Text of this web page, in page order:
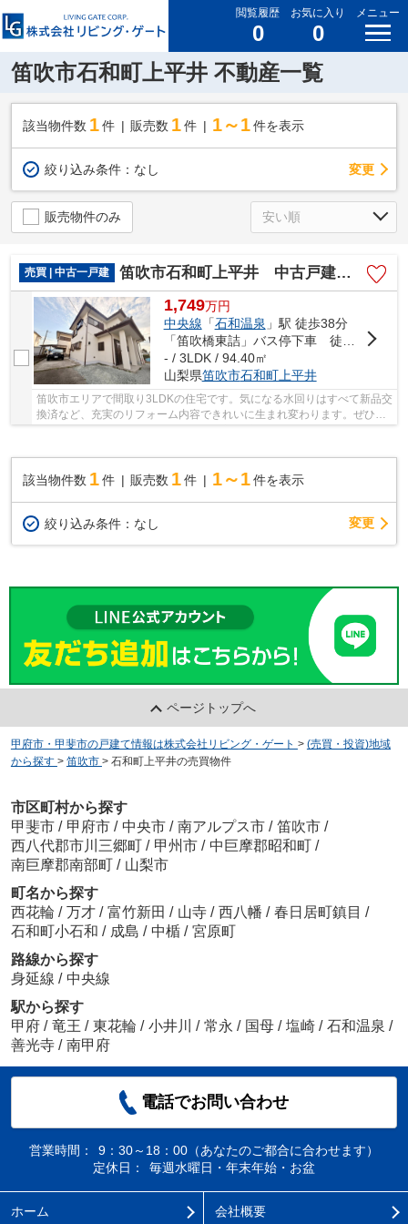
閲覧履歴
0
お気に入り
0
メニュー
笛吹市石和町上平井 不動産一覧
該当物件数 1件 販売数 1 件 1～1 件を表示
絞り込み条件： なし 変更
販売物件のみ
売買 | 中古一戸建 笛吹市石和町上平井 中古戸建 内外装フルリフォーム済
1,749万円
中央線 「石和温泉 」駅 徒歩38分
「笛吹橋東詰」バス停下車 徒歩12分
- / 3LDK / 94.40㎡
山梨県笛吹市石和町上平井
笛吹市エリアで間取り3LDKの住宅です。気になる水回りはすべて新品交
換済など、充実のリフォーム内容できれいに生まれ変わります。ぜひ現
該当物件数 1件 販売数 1 件 1～1 件を表示
絞り込み条件： なし 変更
ページトップへ
甲府市・甲斐市の戸建て情報は株式会社リビング・ゲート > (売買・投資)地域
から探す > 笛吹市 > 石和町上平井の売買物件
市区町村から探す
甲斐市 / 甲府市 / 中央市 / 南アルプス市 / 笛吹市 /
西八代郡市川三郷町 / 甲州市 / 中巨摩郡昭和町 /
南巨摩郡南部町 / 山梨市
町名から探す
西花輪 / 万才 / 富竹新田 / 山寺 / 西八幡 / 春日居町鎮目 /
石和町小石和 / 成島 / 中楯 / 宮原町
路線から探す
身延線 / 中央線
駅から探す
甲府 / 竜王 / 東花輪 / 小井川 / 常永 / 国母 / 塩崎 / 石和温泉 /
善光寺 / 南甲府
電話でお問い合わせ
営業時間：
9：30～18：00（あなたのご都合に合わせます）
定休日：
毎週水曜日・年末年始・お盆
ホーム 会社概要